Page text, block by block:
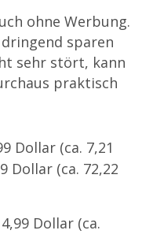
ohne Werbung.
sparen
sehr stört, kann
praktisch
Dollar (ca. 7,21
Dollar (ca. 72,22
Dollar (ca.